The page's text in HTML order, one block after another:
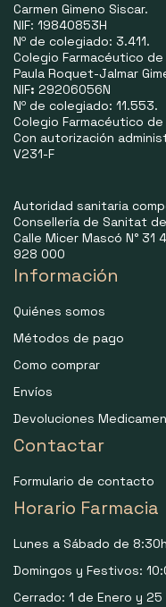
Carmen Gimeno Siscar.
NIF: 19840853H
Nº de colegiado: 3.411.
Colegio Farmacéutico de
Paula Roquet-Jalmar
NIF: 29206056N
Nº de colegiado: 11.553.
Colegio Farmacéutico de
Con autorización
V231-F
Autoridad sanitaria
Consellería de Sanitat
Calle Micer Mascó N°
928 000
Información
Quiénes somos
Métodos de pago
Como comprar
Envíos
Devoluciones
Contactar
Formulario de contacto
Horario Farmacia
Lunes a Sábado de
Domingos y Festivos:
Cerrado: 1 de Enero y